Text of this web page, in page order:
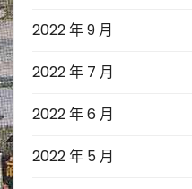
2022 年 9 月
2022 年 7 月
2022 年 6 月
2022 年 5 月